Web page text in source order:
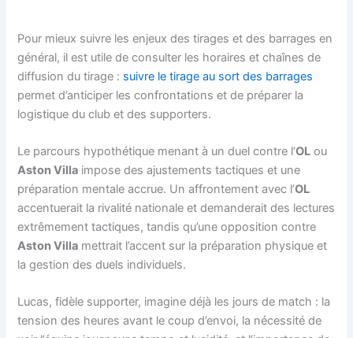
Pour mieux suivre les enjeux des tirages et des barrages en
général, il est utile de consulter les horaires et chaînes de
diffusion du tirage : suivre le tirage au sort des barrages
permet d’anticiper les confrontations et de préparer la
logistique du club et des supporters.
Le parcours hypothétique menant à un duel contre l’OL ou
Aston Villa impose des ajustements tactiques et une
préparation mentale accrue. Un affrontement avec l’OL
accentuerait la rivalité nationale et demanderait des lectures
extrêmement tactiques, tandis qu’une opposition contre
Aston Villa mettrait l’accent sur la préparation physique et
la gestion des duels individuels.
Lucas, fidèle supporter, imagine déjà les jours de match : la
tension des heures avant le coup d’envoi, la nécessité de